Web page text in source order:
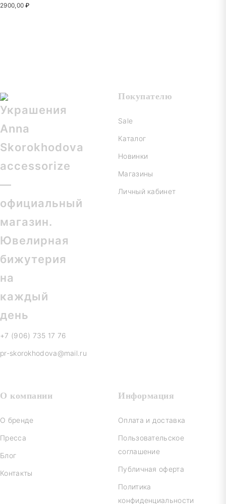
2900,00₽
+7 (906) 735 17 76
pr-skorokhodova@mail.ru
Покупателю
Sale
Каталог
Новинки
Магазины
Личный кабинет
О компании
О бренде
Пресса
Блог
Контакты
Информация
Оплата и доставка
Пользовательское
соглашение
Публичная оферта
Политика
конфиденциальности